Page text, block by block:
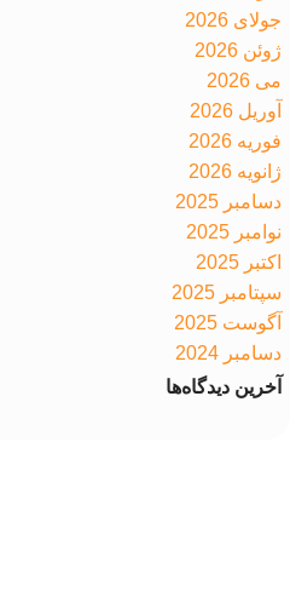
جولای 2026
ژوئن 2026
می 2026
آوریل 2026
فوریه 2026
ژانویه 2026
دسامبر 2025
نوامبر 2025
اکتبر 2025
سپتامبر 2025
آگوست 2025
دسامبر 2024
آخرین دیدگاه‌ها